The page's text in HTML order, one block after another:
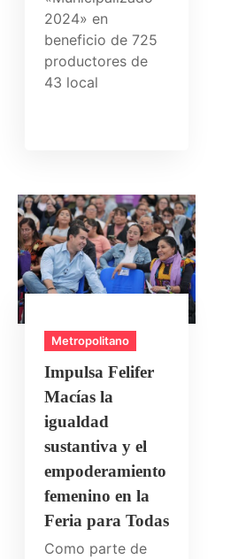
2024» en
beneficio de 725
productores de
43 local
Metropolitano
Impulsa Felifer
Macías la
igualdad
sustantiva y el
empoderamiento
femenino en la
Feria para Todas
Como parte de